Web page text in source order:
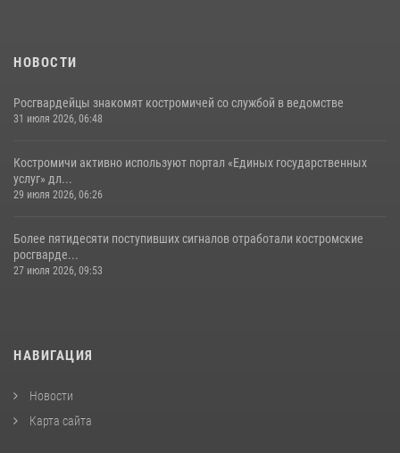
НОВОСТИ
Росгвардейцы знакомят костромичей со службой в ведомстве
31 июля 2026, 06:48
Костромичи активно используют портал «Единых государственных
услуг» дл...
29 июля 2026, 06:26
Более пятидесяти поступивших сигналов отработали костромские
росгварде...
27 июля 2026, 09:53
НАВИГАЦИЯ
Новости
Карта сайта